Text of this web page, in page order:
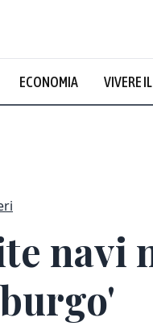
ECONOMIA VIVERE
navi